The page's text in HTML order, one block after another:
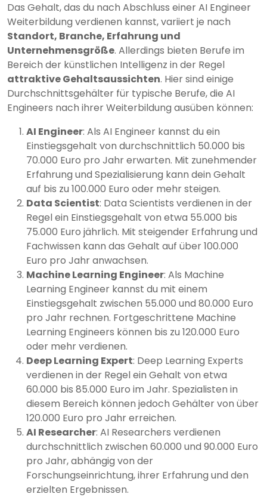
Das Gehalt, das du nach Abschluss einer AI Engineer
Weiterbildung verdienen kannst, variiert je nach
Standort, Branche, Erfahrung und
Unternehmensgröße. Allerdings bieten Berufe im
Bereich der künstlichen Intelligenz in der Regel
attraktive Gehaltsaussichten. Hier sind einige
Durchschnittsgehälter für typische Berufe, die AI
Engineers nach ihrer Weiterbildung ausüben können:
AI Engineer: Als AI Engineer kannst du ein
Einstiegsgehalt von durchschnittlich 50.000 bis
70.000 Euro pro Jahr erwarten. Mit zunehmender
Erfahrung und Spezialisierung kann dein Gehalt
auf bis zu 100.000 Euro oder mehr steigen.
Data Scientist: Data Scientists verdienen in der
Regel ein Einstiegsgehalt von etwa 55.000 bis
75.000 Euro jährlich. Mit steigender Erfahrung und
Fachwissen kann das Gehalt auf über 100.000
Euro pro Jahr anwachsen.
Machine Learning Engineer: Als Machine
Learning Engineer kannst du mit einem
Einstiegsgehalt zwischen 55.000 und 80.000 Euro
pro Jahr rechnen. Fortgeschrittene Machine
Learning Engineers können bis zu 120.000 Euro
oder mehr verdienen.
Deep Learning Expert: Deep Learning Experts
verdienen in der Regel ein Gehalt von etwa
60.000 bis 85.000 Euro im Jahr. Spezialisten in
diesem Bereich können jedoch Gehälter von über
120.000 Euro pro Jahr erreichen.
AI Researcher: AI Researchers verdienen
durchschnittlich zwischen 60.000 und 90.000 Euro
pro Jahr, abhängig von der
Forschungseinrichtung, ihrer Erfahrung und den
erzielten Ergebnissen.